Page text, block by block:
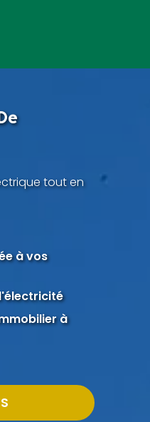
tout en
à vos
à